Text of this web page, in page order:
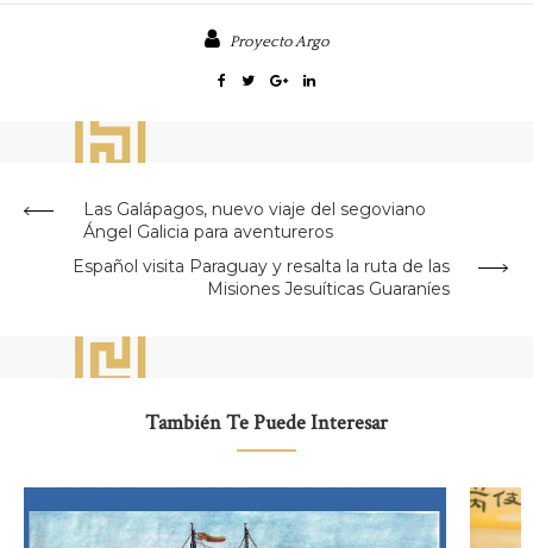
Proyecto Argo
Las Galápagos, nuevo viaje del segoviano
Ángel Galicia para aventureros
Español visita Paraguay y resalta la ruta de las
Misiones Jesuíticas Guaraníes
También Te Puede Interesar